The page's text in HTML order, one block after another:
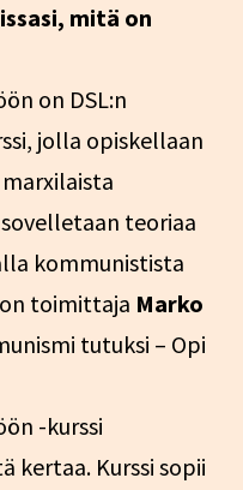
mitä on
on DSL:n
jolla opiskellaan
teoriaa
kommunistista
toimittaja Marko
tutuksi – Opi
-kurssi
kertaa. Kurssi sopii